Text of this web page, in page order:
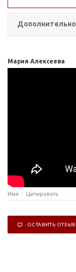
Дополнительно
Мария Алексеева
Имя Цитировать
ОСТАВИТЬ ОТЗЫВ